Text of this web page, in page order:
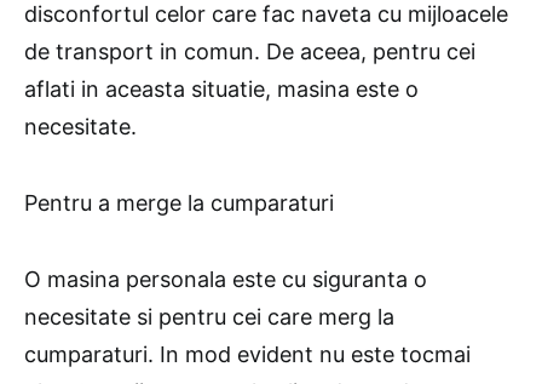
disconfortul celor care fac naveta cu mijloacele
de transport in comun. De aceea, pentru cei
aflati in aceasta situatie, masina este o
necesitate.
Pentru a merge la cumparaturi
O masina personala este cu siguranta o
necesitate si pentru cei care merg la
cumparaturi. In mod evident nu este tocmai